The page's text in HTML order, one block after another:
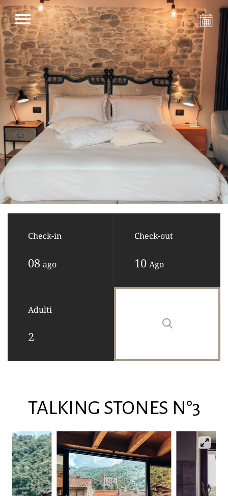
Check-in
08 ago
Check-out
10 Ago
Adulti
TALKING STONES N°3